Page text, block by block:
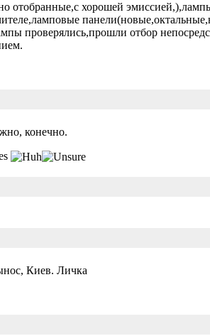
отобранные,с хорошей
проверялись,прошли отбор
конечно.
Киев. Личка